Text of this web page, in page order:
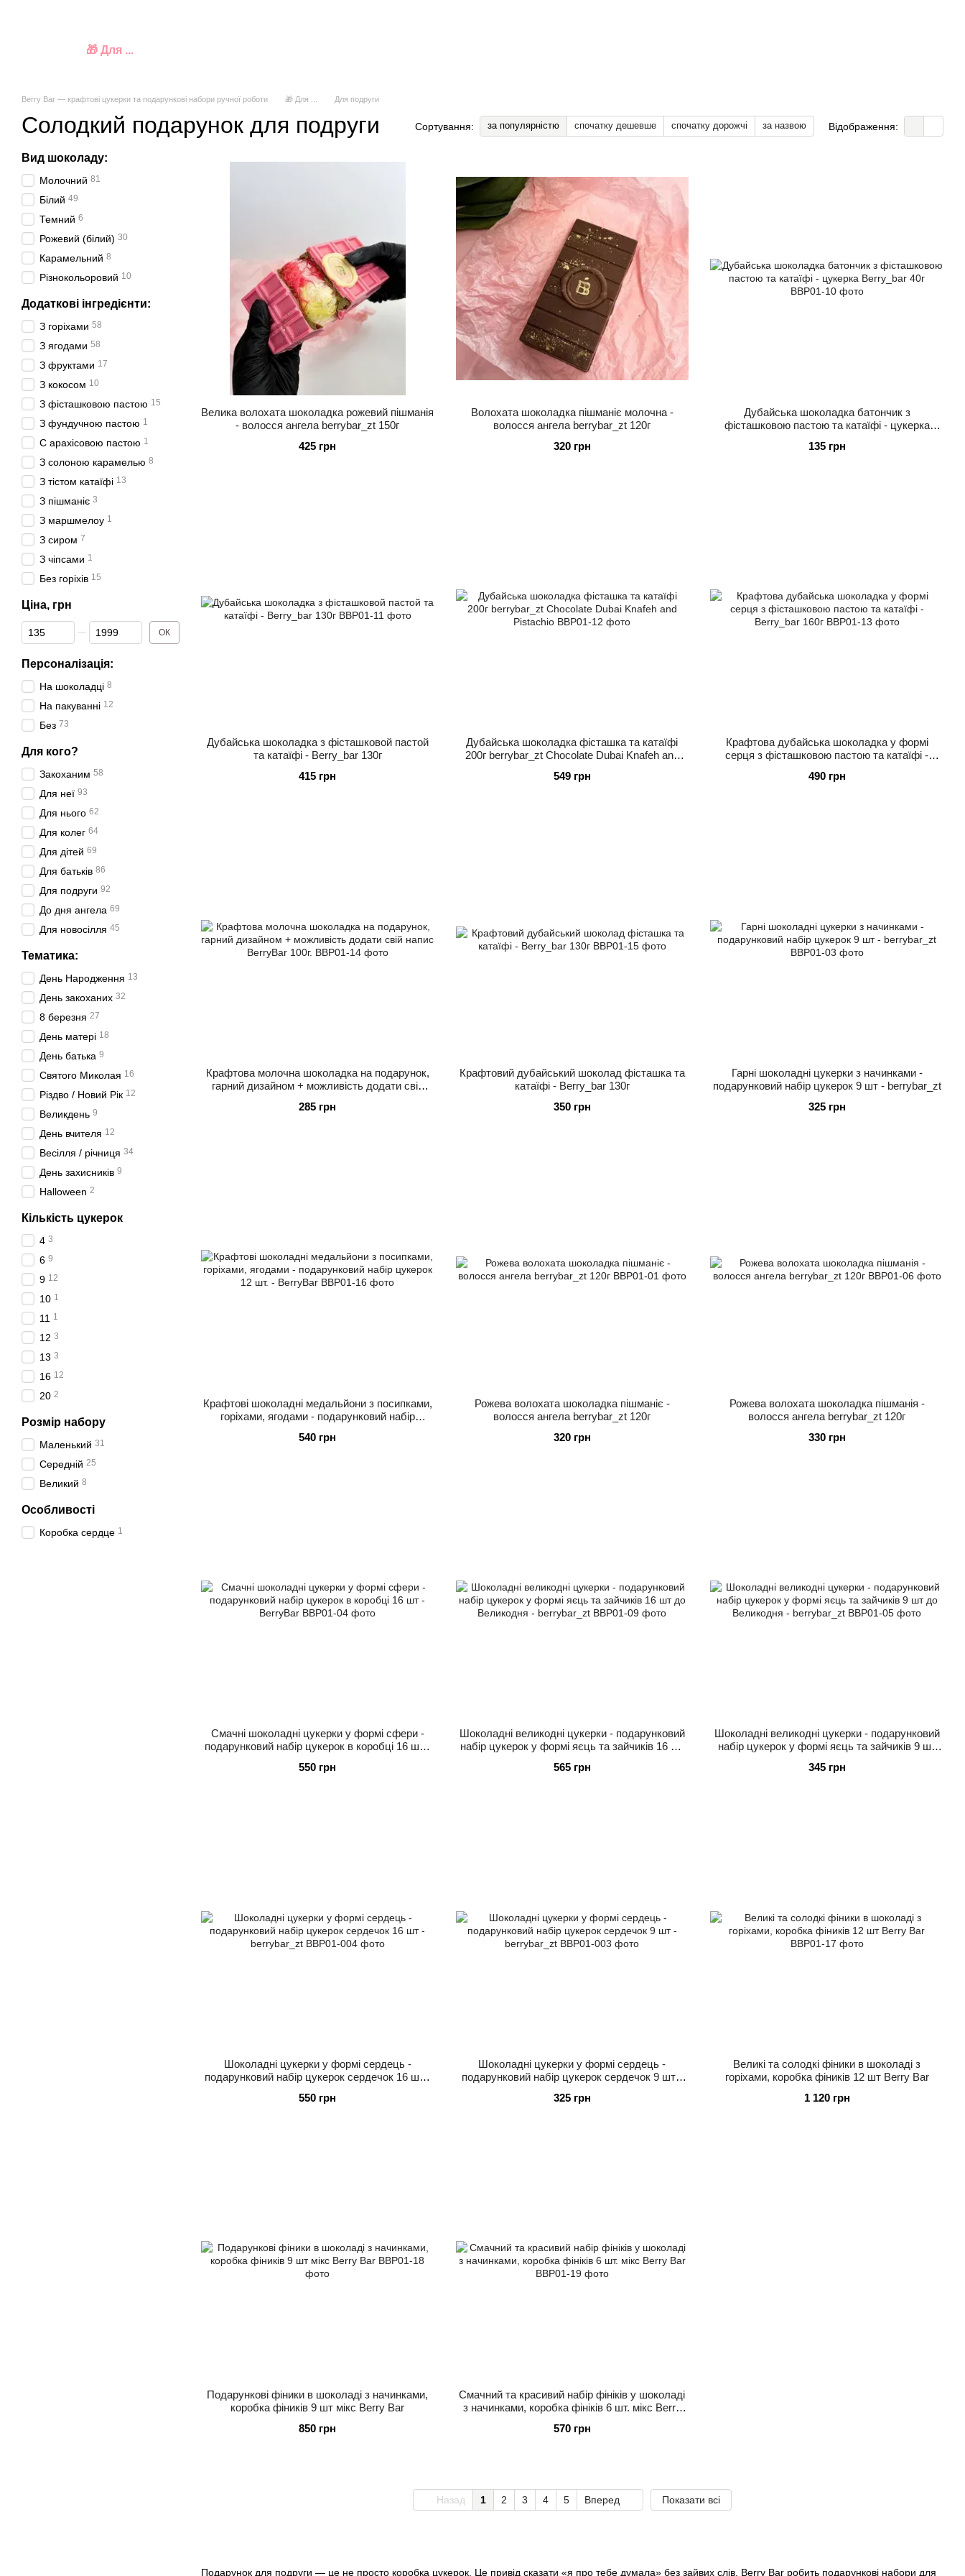
🎁 Для ...
Berry Bar — крафтові цукерки та подарункові набори ручної роботи 🎁 Для ... Для подруги
Солодкий подарунок для подруги Сортування: за популярністю спочатку дешевше спочатку дорожчі за назвою Відображення:
Подарунок для подруги — це не просто коробка цукерок. Це привід сказати «я про тебе думала» без зайвих слів. Berry Bar робить подарункові набори для
Велика волохата шоколадка рожевий пішманія
- волосся ангела berrybar_zt 150г
425 грн
Волохата шоколадка пішманіє молочна -
волосся ангела berrybar_zt 120г
320 грн
Дубайська шоколадка батончик з
фісташковою пастою та катаїфі - цукерка
135 грн
Дубайська шоколадка з фісташковой пастой
та катаїфі - Berry_bar 130г
415 грн
Дубайська шоколадка фісташка та катаїфі
200г berrybar_zt Chocolate Dubai Knafeh and
549 грн
Крафтова дубайська шоколадка у формі
серця з фісташковою пастою та катаїфі -
490 грн
Крафтова молочна шоколадка на подарунок,
гарний дизайном + можливість додати свій
285 грн
Крафтовий дубайський шоколад фісташка та
катаїфі - Berry_bar 130г
350 грн
Гарні шоколадні цукерки з начинками -
подарунковий набір цукерок 9 шт - berrybar_zt
325 грн
Крафтові шоколадні медальйони з посипками,
горіхами, ягодами - подарунковий набір
540 грн
Рожева волохата шоколадка пішманіє -
волосся ангела berrybar_zt 120г
320 грн
Рожева волохата шоколадка пішманія -
волосся ангела berrybar_zt 120г
330 грн
Смачні шоколадні цукерки у формі сфери -
подарунковий набір цукерок в коробці 16 шт -
550 грн
Шоколадні великодні цукерки - подарунковий
набір цукерок у формі яєць та зайчиків 16 шт
565 грн
Шоколадні великодні цукерки - подарунковий
набір цукерок у формі яєць та зайчиків 9 шт
345 грн
Шоколадні цукерки у формі сердець -
подарунковий набір цукерок сердечок 16 шт -
550 грн
Шоколадні цукерки у формі сердець -
подарунковий набір цукерок сердечок 9 шт -
325 грн
Великі та солодкі фіники в шоколаді з
горіхами, коробка фіників 12 шт Berry Bar
1 120 грн
Подарункові фіники в шоколаді з начинками,
коробка фіників 9 шт мікс Berry Bar
850 грн
Смачний та красивий набір фініків у шоколаді
з начинками, коробка фініків 6 шт. мікс Berry
570 грн
Назад 1 2 3 4 5 Вперед Показати всі
Вид шоколаду:
Молочний 81
Білий 49
Темний 6
Рожевий (білий) 30
Карамельний 8
Різнокольоровий 10
Додаткові інгредієнти:
З горіхами 58
З ягодами 58
З фруктами 17
З кокосом 10
З фісташковою пастою 15
З фундучною пастою 1
С арахісовою пастою 1
З солоною карамелью 8
З тістом катаїфі 13
З пішманіє 3
З маршмелоу 1
З сиром 7
З чіпсами 1
Без горіхів 15
Ціна, грн
Від Ціна, грн
До Ціна, грн ОК
Персоналізація:
На шоколадці 8
На пакуванні 12
Без 73
Для кого?
Закоханим 58
Для неї 93
Для нього 62
Для колег 64
Для дітей 69
Для батьків 86
Для подруги 92
До дня ангела 69
Для новосілля 45
Тематика:
День Народження 13
День закоханих 32
8 березня 27
День матері 18
День батька 9
Святого Миколая 16
Різдво / Новий Рік 12
Великдень 9
День вчителя 12
Весілля / річниця 34
День захисників 9
Halloween 2
Кількість цукерок
4 3
6 9
9 12
10 1
11 1
12 3
13 3
16 12
20 2
Розмір набору
Маленький 31
Середній 25
Великий 8
Особливості
Коробка сердце 1